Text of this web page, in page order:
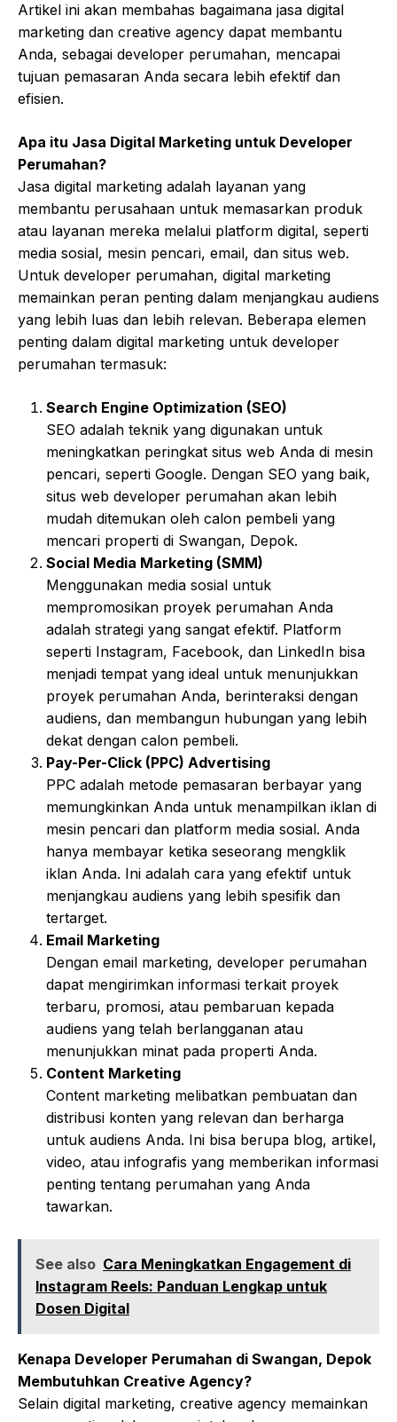
Artikel ini akan membahas bagaimana jasa digital
marketing dan creative agency dapat membantu
Anda, sebagai developer perumahan, mencapai
tujuan pemasaran Anda secara lebih efektif dan
efisien.
Apa itu Jasa Digital Marketing untuk Developer
Perumahan?
Jasa digital marketing adalah layanan yang
membantu perusahaan untuk memasarkan produk
atau layanan mereka melalui platform digital, seperti
media sosial, mesin pencari, email, dan situs web.
Untuk developer perumahan, digital marketing
memainkan peran penting dalam menjangkau audiens
yang lebih luas dan lebih relevan. Beberapa elemen
penting dalam digital marketing untuk developer
perumahan termasuk:
Search Engine Optimization (SEO)
SEO adalah teknik yang digunakan untuk
meningkatkan peringkat situs web Anda di mesin
pencari, seperti Google. Dengan SEO yang baik,
situs web developer perumahan akan lebih
mudah ditemukan oleh calon pembeli yang
mencari properti di Swangan, Depok.
Social Media Marketing (SMM)
Menggunakan media sosial untuk
mempromosikan proyek perumahan Anda
adalah strategi yang sangat efektif. Platform
seperti Instagram, Facebook, dan LinkedIn bisa
menjadi tempat yang ideal untuk menunjukkan
proyek perumahan Anda, berinteraksi dengan
audiens, dan membangun hubungan yang lebih
dekat dengan calon pembeli.
Pay-Per-Click (PPC) Advertising
PPC adalah metode pemasaran berbayar yang
memungkinkan Anda untuk menampilkan iklan di
mesin pencari dan platform media sosial. Anda
hanya membayar ketika seseorang mengklik
iklan Anda. Ini adalah cara yang efektif untuk
menjangkau audiens yang lebih spesifik dan
tertarget.
Email Marketing
Dengan email marketing, developer perumahan
dapat mengirimkan informasi terkait proyek
terbaru, promosi, atau pembaruan kepada
audiens yang telah berlangganan atau
menunjukkan minat pada properti Anda.
Content Marketing
Content marketing melibatkan pembuatan dan
distribusi konten yang relevan dan berharga
untuk audiens Anda. Ini bisa berupa blog, artikel,
video, atau infografis yang memberikan informasi
penting tentang perumahan yang Anda
tawarkan.
See also Cara Meningkatkan Engagement di
Instagram Reels: Panduan Lengkap untuk
Dosen Digital
Kenapa Developer Perumahan di Swangan, Depok
Membutuhkan Creative Agency?
Selain digital marketing, creative agency memainkan